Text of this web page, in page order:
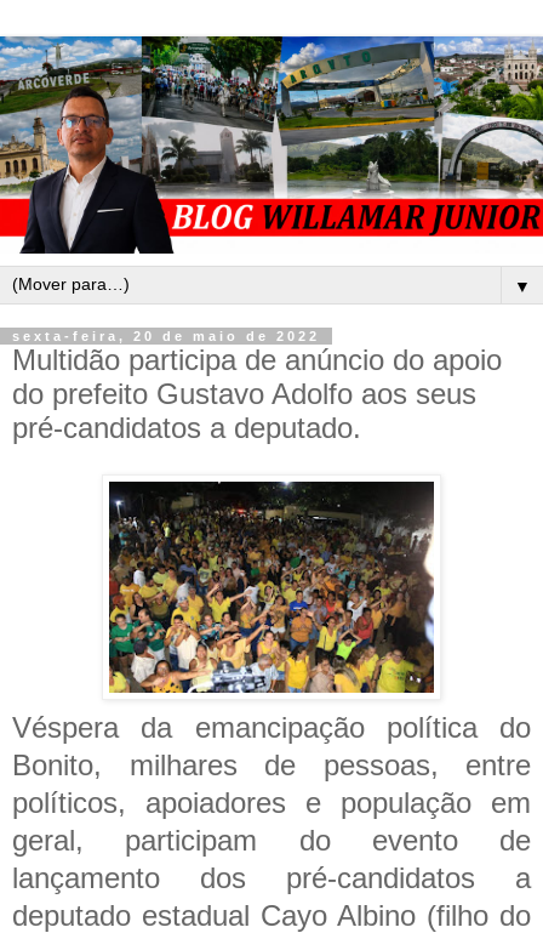
▼
sexta-feira, 20 de maio de 2022
Multidão participa de anúncio do apoio
do prefeito Gustavo Adolfo aos seus
pré-candidatos a deputado.
Véspera da emancipação política do
Bonito, milhares de pessoas, entre
políticos, apoiadores e população em
geral, participam do evento de
lançamento dos pré-candidatos a
deputado estadual Cayo Albino (filho do